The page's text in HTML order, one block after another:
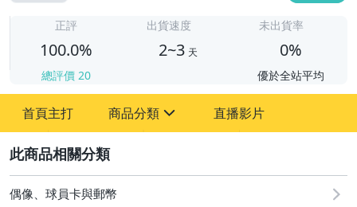
正評
100.0%
總評價 20
出貨速度
2~3 天
未出貨率
0%
優於全站平均
首頁主打 商品分類 直播影片
偶像、球員卡與郵幣